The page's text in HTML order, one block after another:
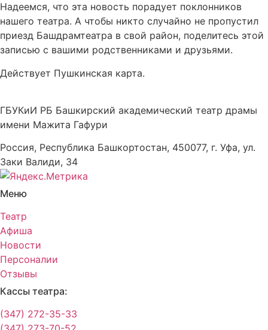
Надеемся, что эта новость порадует поклонников
нашего театра. А чтобы никто случайно не пропустил
приезд Башдрамтеатра в свой район, поделитесь этой
записью с вашими родственниками и друзьями.
Действует Пушкинская карта.
ГБУКиИ РБ Башкирский академический театр драмы
имени Мажита Гафури
Россия, Республика Башкортостан, 450077, г. Уфа, ул.
Заки Валиди, 34
Меню
Театр
Афиша
Новости
Персоналии
Отзывы
Кассы театра:
(347) 272-35-33